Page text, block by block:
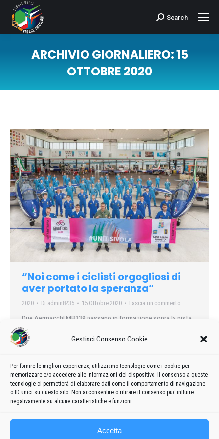
Gestisci Consenso Cookie
Per fornire le migliori esperienze, utilizziamo tecnologie come i cookie per
memorizzare e/o accedere alle informazioni del dispositivo. Il consenso a queste
tecnologie ci permetterà di elaborare dati come il comportamento di navigazione
o ID unici su questo sito. Non acconsentire o ritirare il consenso può influire
negativamente su alcune caratteristiche e funzioni.
Accetta
Cerca:Search
ARCHIVIO GIORNALIERO:15
OTTOBRE 2020
“Noi come i ciclisti orgogliosi di
aver portato la speranza”
2020 Di admin8235 15 Ottobre 2020 Lascia un commento
Due Aermacchl MB339 passano in formazione sopra la pista
di Rivolto, 20 km da Udine, da poco meno di 60 anni sede della
Pattuglia acrobatica nazionale. Dal finestrone del suo ufficio il
carico di pioggia. «Ecco, il 18 ottobre speriamo nel bel tempo,
perché siamo orgogliosi di mostrarci al mondo durante un
evento cosi importante».